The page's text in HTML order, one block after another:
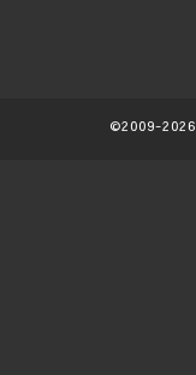
©2009-2026